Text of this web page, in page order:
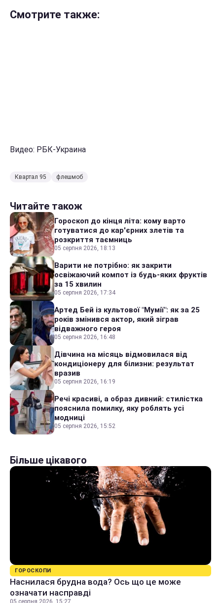
Смотрите также:
Видео: РБК-Украина
Квартал 95 флешмоб
Читайте також
Гороскоп до кінця літа: кому варто
готуватися до кар'єрних злетів та
розкриття таємниць
05 серпня 2026, 18:13
Варити не потрібно: як закрити
освіжаючий компот із будь-яких фруктів
за 15 хвилин
05 серпня 2026, 17:34
Артед Бей із культової "Мумії": як за 25
років змінився актор, який зіграв
відважного героя
05 серпня 2026, 16:48
Дівчина на місяць відмовилася від
кондиціонеру для білизни: результат
вразив
05 серпня 2026, 16:19
Речі красиві, а образ дивний: стилістка
пояснила помилку, яку роблять усі
модниці
05 серпня 2026, 15:52
Більше цікавого
ГОРОСКОПИ
Наснилася брудна вода? Ось що це може
означати насправді
05 серпня 2026, 15:27